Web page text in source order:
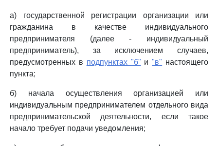
а) государственной регистрации организации или
гражданина в качестве индивидуального
предпринимателя (далее - индивидуальный
предприниматель), за исключением случаев,
предусмотренных в подпунктах "б" и"в" настоящего
пункта;
б) начала осуществления организацией или
индивидуальным предпринимателем отдельного вида
предпринимательской деятельности, если такое
начало требует подачи уведомления;